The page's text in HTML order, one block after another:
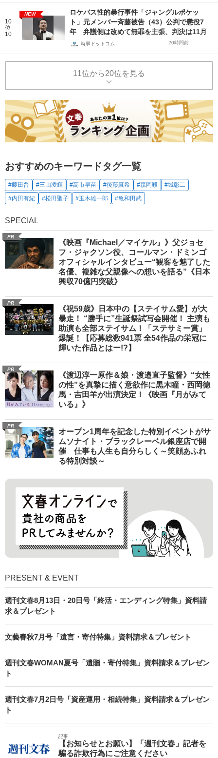
10
位
10
NEW
ロケバス性的暴行事件「ジャングルポケッ
ト」元メンバー斉藤被告（43）公判で懲役7
年 弁護側は改めて無罪を主張、判決は11月
時事ドットコム 20時間前
11位から20位を見る
おすすめのキーワードタグ一覧
#藤田晋 #三山凌輝 #高市早苗 #後藤真希 #森岡毅
#城彰二
#内田有紀
#松田聖子 #玉木雄一郎 #亀和田武
SPECIAL
PR
《映画『Michael／マイケル』》父ジョセ
フ・ジャクソン役、コールマン・ドミンゴ
オフィシャルインタビュー“観客を魅了した
名優、複雑な父親像への想いを語る”《日本
興収70億円突破》
PR
《祝59歳》日本中の【ステイサム愛】が大
暴走！ “勝手に”生誕祭試写会開催！ 主演も
助演も全部ステイサム！「ステサミー賞」
爆誕！【応募総数941票 全54作品の栄冠に
輝いた作品とはー!?】
PR
《渡辺淳一原作＆娘・渡邉直子監督》“女性
の性”を真摯に描く意欲作に黒木瞳・西岡德
馬・吉田羊が出演決定！《映画『月がみて
いる』》
PR
オープン1周年を記念した特別イベントがサ
ムソナイト・ブラックレーベル銀座店で開
催 仕事も人生も自分らしく～笑顔あふれ
る特別対談～
PRESENT & EVENT
週刊文春8月13日・20日号「終活・エンディング特集」資料請
求＆プレゼント
文藝春秋7月号「遺言・寄付特集」資料請求＆プレゼント
週刊文春WOMAN夏号「遺贈・寄付特集」資料請求＆プレゼン
ト
週刊文春7月2日号「資産運用・相続特集」資料請求＆プレゼン
ト
記事
【お知らせとお願い】「週刊文春」記者を
騙る詐欺行為にご注意ください